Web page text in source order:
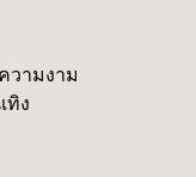
วามงาม
ทิง